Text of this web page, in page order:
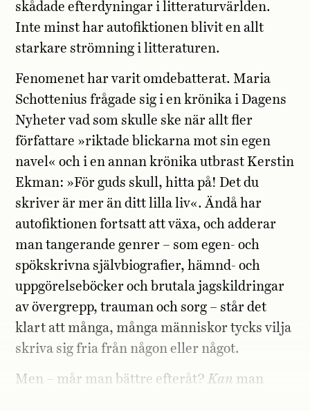
skådade efterdyningar i litteraturvärlden.
Inte minst har autofiktionen blivit en allt
starkare strömning i litteraturen.
Fenomenet har varit omdebatterat. Maria
Schottenius frågade sig i en krönika i Dagens
Nyheter vad som skulle ske när allt fler
författare »riktade blickarna mot sin egen
navel« och i en annan krönika utbrast Kerstin
Ekman: »För guds skull, hitta på! Det du
skriver är mer än ditt lilla liv«. Ändå har
autofiktionen fortsatt att växa, och adderar
man tangerande genrer – som egen- och
spökskrivna självbiografier, hämnd- och
uppgörelseböcker och brutala jagskildringar
av övergrepp, trauman och sorg – står det
klart att många, många människor tycks vilja
skriva sig fria från någon eller något.
Men – mår man bättre efteråt?Kan man